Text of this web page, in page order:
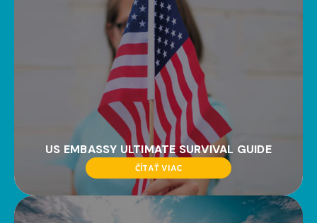
US EMBASSY ULTIMATE SURVIVAL GUIDE
ČÍTAŤ VIAC